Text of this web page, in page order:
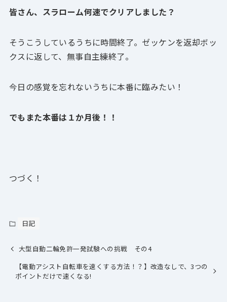
皆さん、スラローム何速でクリアしました？
そうこうしているうちに時間終了。ゼッケンを返却ボッ
クスに返して、無事自主練終了。
今日の感覚を忘れないうちに本番に臨みたい！
でもまた本番は１か月後！！
つづく！
日記
大型自動二輪免許一発試験への挑戦 その4
【電動アシスト自転車を速くする方法！？】改造なしで、3つの
ポイントだけで速くなる!